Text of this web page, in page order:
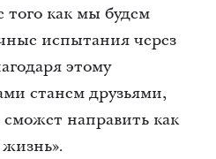
как мы будем
испытания через
этому
станем друзьями,
направить как